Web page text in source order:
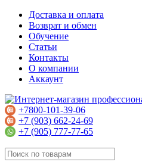
Доставка и оплата
Возврат и обмен
Обучение
Статьи
Контакты
О компании
Аккаунт
+7800-101-39-06
+7 (903) 662-24-69
+7 (905) 777-77-65